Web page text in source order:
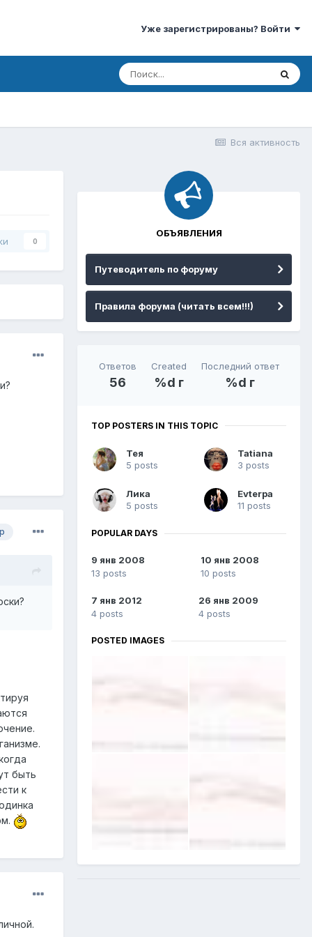
Уже зарегистрированы? Войти
Вся активность
0
быть
к
ОБЪЯВЛЕНИЯ
Путеводитель по форуму
Правила форума (читать всем!!!)
Ответов
56
Created
%d г
Последний ответ
%d г
TOP POSTERS IN THIS TOPIC
Тея
5 posts
Tatiana
3 posts
Лика
5 posts
Evterpa
11 posts
POPULAR DAYS
9 янв 2008
13 posts
10 янв 2008
10 posts
7 янв 2012
4 posts
26 янв 2009
4 posts
POSTED IMAGES